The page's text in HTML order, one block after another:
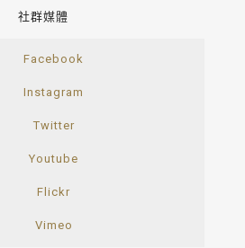
社群媒體
Facebook
Instagram
Twitter
Youtube
Flickr
Vimeo